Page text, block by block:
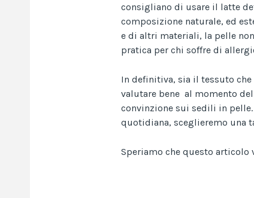
consigliano di usare il latte
composizione naturale, ed
e di altri materiali, la pelle
pratica per chi soffre di
In definitiva, sia il tessuto
valutare bene al momento
convinzione sui sedili in
quotidiana, sceglieremo una
Speriamo che questo